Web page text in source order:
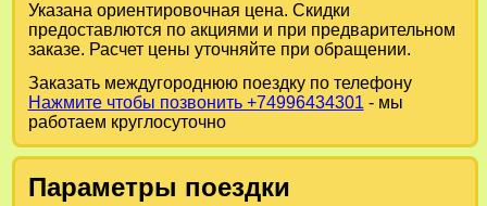
Указана ориентировочная цена. Скидки
предоставлются по акциями и при предварительном
заказе. Расчет цены уточняйте при обращении.
Заказать междугороднюю поездку по телефону
Нажмите чтобы позвонить +74996434301 - мы
работаем круглосуточно
Параметры поездки